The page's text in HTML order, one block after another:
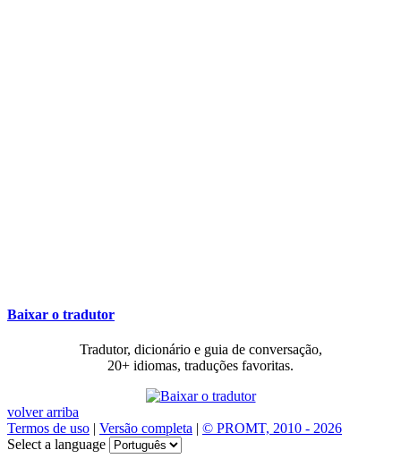
Baixar o tradutor
Tradutor, dicionário e guia de conversação,
20+ idiomas, traduções favoritas.
volver arriba
Termos de uso | Versão completa | © PROMT, 2010 - 2026
Select a language